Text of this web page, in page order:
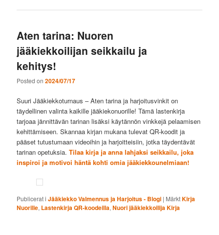
Aten tarina: Nuoren
jääkiekkoilijan seikkailu ja
kehitys!
Posted on2024/07/17
Suuri Jääkiekkoturnaus – Aten tarina ja harjoitusvinkit on
täydellinen valinta kaikille jääkiekonuorille! Tämä lastenkirja
tarjoaa jännittävän tarinan lisäksi käytännön vinkkejä pelaamisen
kehittämiseen. Skannaa kirjan mukana tulevat QR-koodit ja
pääset tutustumaan videoihin ja harjoitteisiin, jotka täydentävät
tarinan opetuksia.Tilaa kirja ja anna lahjaksi seikkailu, joka
inspiroi ja motivoi häntä kohti omia jääkiekkounelmiaan!
Publicerat i Jääkiekko Valmennus ja Harjoitus - Blogi | MärktKirja
Nuorille, Lastenkirja QR-koodeilla,Nuori jääkiekkoilija Kirja